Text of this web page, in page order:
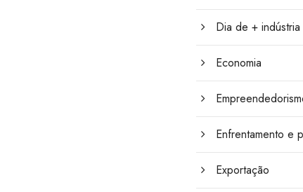
Dia de + indústria
Economia
Enfrentamento e
Exportação